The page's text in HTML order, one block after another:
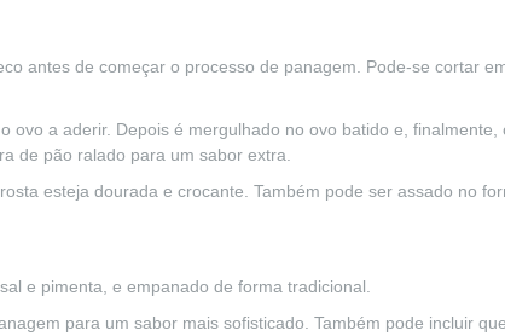
antes de começar o processo de panagem. Pode-se cortar
ovo a aderir. Depois é mergulhado no ovo batido e, finalmente,
de pão ralado para um sabor extra.
esteja dourada e crocante. Também pode ser assado no
e pimenta, e empanado de forma tradicional.
para um sabor mais sofisticado. Também pode incluir